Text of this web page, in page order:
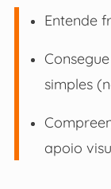
Entende
simples
apoio